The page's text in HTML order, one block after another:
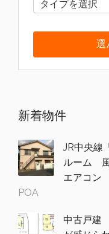
タイプを選択
新着物件
JR中央線
ルーム
エアコン
POA
中古戸建